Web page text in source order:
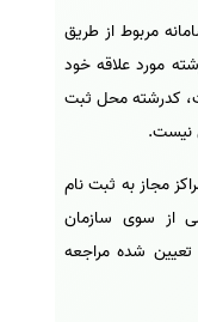
مربوط از طریق
مورد علاقه خود
کدرشته محل ثبت
نیست.
مجاز به ثبت نام
از سوی سازمان
شده مراجعه